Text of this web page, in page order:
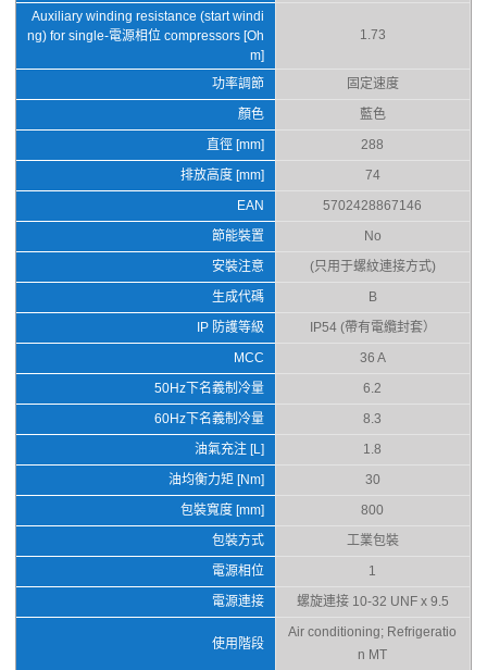
Auxiliary winding resistance (start windi
ng) for single-電源相位 compressors [Oh
m]
1.73
功率調節
固定速度
顏色
藍色
直徑 [mm]
288
排放高度 [mm]
74
EAN
5702428867146
節能裝置
No
安裝注意
(只用于螺紋連接方式)
生成代碼
B
IP 防護等級
IP54 (帶有電纜封套）
MCC
36 A
50Hz下名義制冷量
6.2
60Hz下名義制冷量
8.3
油氣充注 [L]
1.8
油均衡力矩 [Nm]
30
包裝寬度 [mm]
800
包裝方式
工業包裝
電源相位
1
電源連接
螺旋連接 10-32 UNF x 9.5
使用階段
Air conditioning; Refrigeratio
n MT